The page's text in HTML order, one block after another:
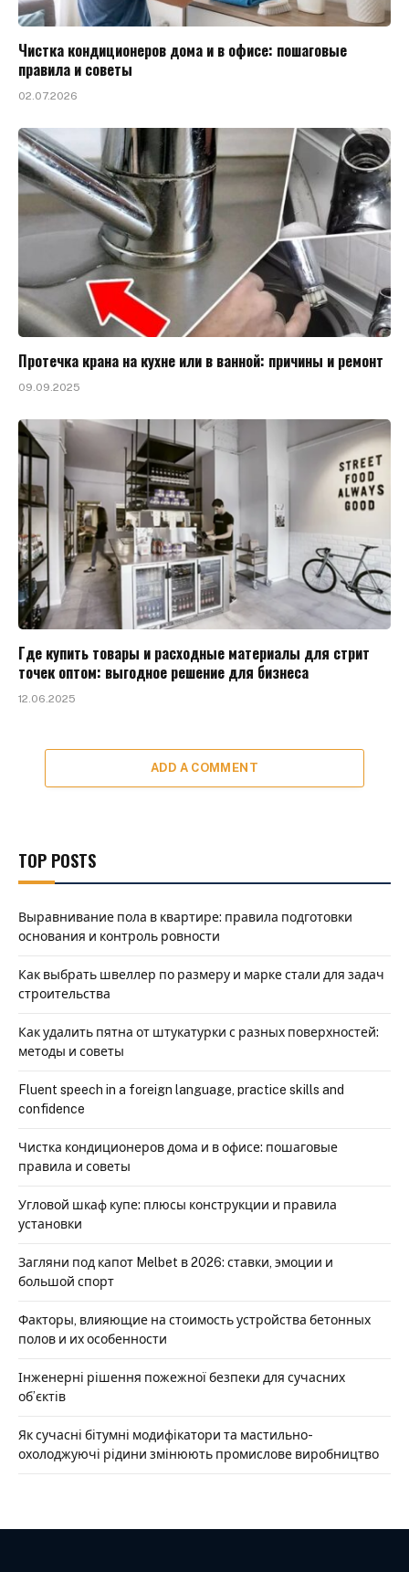
Чистка кондиционеров дома и в офисе: пошаговые
правила и советы
02.07.2026
Протечка крана на кухне или в ванной: причины и ремонт
09.09.2025
Где купить товары и расходные материалы для стрит
точек оптом: выгодное решение для бизнеса
12.06.2025
ADD A COMMENT
TOP POSTS
Выравнивание пола в квартире: правила подготовки
основания и контроль ровности
Как выбрать швеллер по размеру и марке стали для задач
строительства
Как удалить пятна от штукатурки с разных поверхностей:
методы и советы
Fluent speech in a foreign language, practice skills and
confidence
Чистка кондиционеров дома и в офисе: пошаговые
правила и советы
Угловой шкаф купе: плюсы конструкции и правила
установки
Загляни под капот Melbet в 2026: ставки, эмоции и
большой спорт
Факторы, влияющие на стоимость устройства бетонных
полов и их особенности
Інженерні рішення пожежної безпеки для сучасних
об’єктів
Як сучасні бітумні модифікатори та мастильно-
охолоджуючі рідини змінюють промислове виробництво